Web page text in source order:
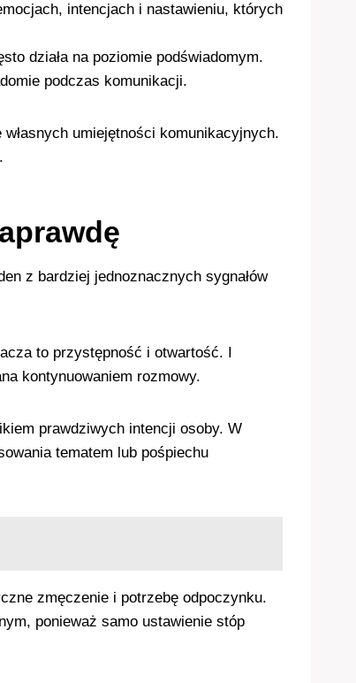
intencjach i nastawieniu, których
działa na poziomie podświadomym.
podczas komunikacji.
umiejętności komunikacyjnych.
z bardziej jednoznacznych sygnałów
to przystępność i otwartość. I
kontynuowaniem rozmowy.
prawdziwych intencji osoby. W
tematem lub pośpiechu
zmęczenie i potrzebę odpoczynku.
ponieważ samo ustawienie stóp